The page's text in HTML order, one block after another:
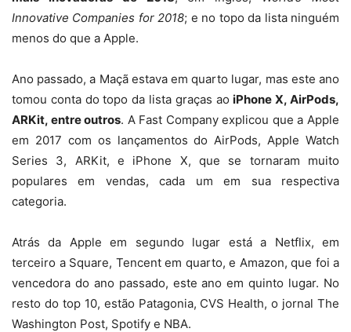
Innovative Companies for 2018; e no topo da lista ninguém
menos do que a Apple.
Ano passado, a Maçã estava em quarto lugar, mas este ano
tomou conta do topo da lista graças aoiPhone X, AirPods,
ARKit, entre outros. A Fast Company explicou que a Apple
em 2017 com os lançamentos do AirPods, Apple Watch
Series 3, ARKit, e iPhone X, que se tornaram muito
populares em vendas, cada um em sua respectiva
categoria.
Atrás da Apple em segundo lugar está a Netflix, em
terceiro a Square, Tencent em quarto, e Amazon, que foi a
vencedora do ano passado, este ano em quinto lugar. No
resto do top 10, estão Patagonia, CVS Health, o jornal The
Washington Post, Spotify e NBA.